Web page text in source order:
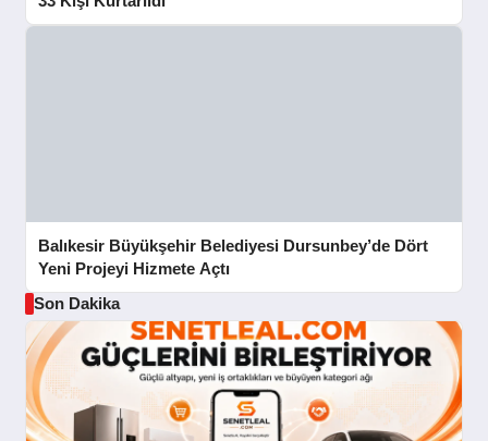
Balıkesir Büyükşehir Belediyesi Dursunbey’de Dört
Yeni Projeyi Hizmete Açtı
Son Dakika